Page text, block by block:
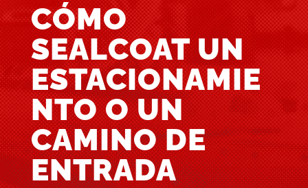
CÓMO
SEALCOAT UN
ESTACIONAMIE
NTO O UN
CAMINO DE
ENTRADA